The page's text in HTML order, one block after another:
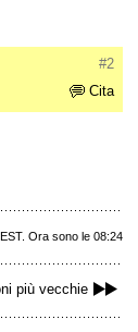
#2
Cita
Ora sono le 08:24
più vecchie